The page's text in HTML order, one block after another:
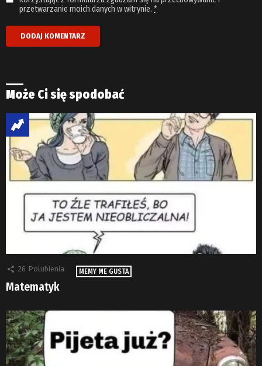
przetwarzanie moich danych w witrynie. *
Może Ci się spodobać
26 Polubienia MEMY ME GUSTA
Matematyk